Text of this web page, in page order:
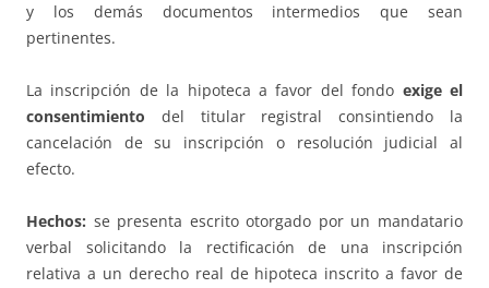
y los demás documentos intermedios que sean
pertinentes.
La inscripción de la hipoteca a favor del fondo exige el
consentimiento del titular registral consintiendo la
cancelación de su inscripción o resolución judicial al
efecto.
Hechos: se presenta escrito otorgado por un mandatario
verbal solicitando la rectificación de una inscripción
relativa a un derecho real de hipoteca inscrito a favor de